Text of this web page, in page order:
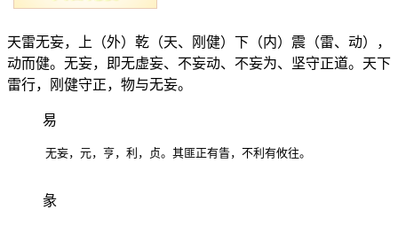
天雷无妄，上（外）乾（天、刚健）下（内）震（雷、动），
动而健。无妄，即无虚妄、不妄动、不妄为、坚守正道。天下
雷行，刚健守正，物与无妄。
易
无妄，元，亨，利，贞。其匪正有眚，不利有攸往。
彖